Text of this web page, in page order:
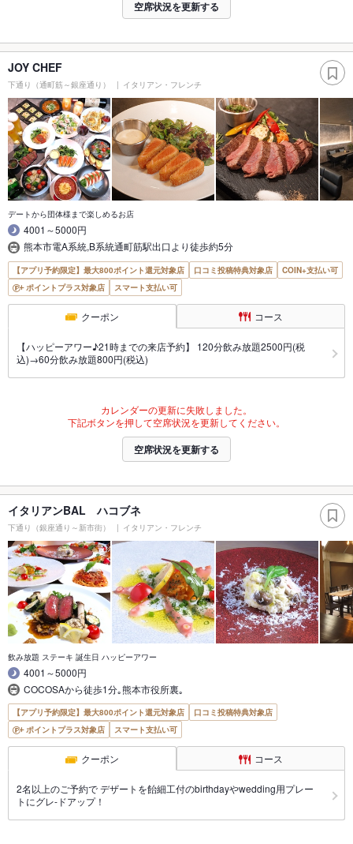
空席状況を更新する
JOY CHEF
下通り（通町筋～銀座通り） イタリアン・フレンチ
デートから団体様まで楽しめるお店
4001～5000円
熊本市電A系統,B系統通町筋駅出口より徒歩約5分
【アプリ予約限定】最大800ポイント還元対象店 口コミ投稿特典対象店
COIN+支払い可
ポイントプラス対象店
スマート支払い可
クーポン コース
【ハッピーアワー♪21時までの来店予約】 120分飲み放題2500円(税
込)→60分飲み放題800円(税込)
カレンダーの更新に失敗しました。
下記ボタンを押して空席状況を更新してください。
空席状況を更新する
イタリアンBAL ハコブネ
下通り（銀座通り～新市街） イタリアン・フレンチ
飲み放題 ステーキ 誕生日 ハッピーアワー
4001～5000円
COCOSAから徒歩1分｡熊本市役所裏｡
【アプリ予約限定】最大800ポイント還元対象店
口コミ投稿特典対象店
ポイントプラス対象店
スマート支払い可
クーポン コース
2名以上のご予約で デザートを飴細工付のbirthdayやwedding用プレー
トにグレ-ドアップ！